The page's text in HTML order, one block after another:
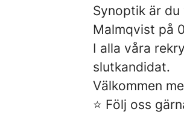
Synoptik är
Malmqvist på
I alla våra
slutkandidat.
Välkommen
⭐ Följ oss